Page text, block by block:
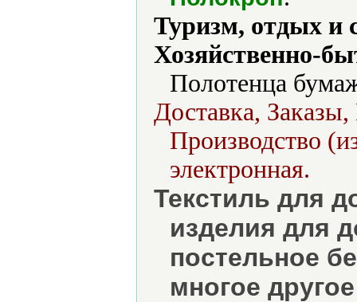
Туризм, отдых и
Хозяйственно-
Полотенца
Доставка,
Производство
электронная.
Текстиль для
изделия для
постельное
многое